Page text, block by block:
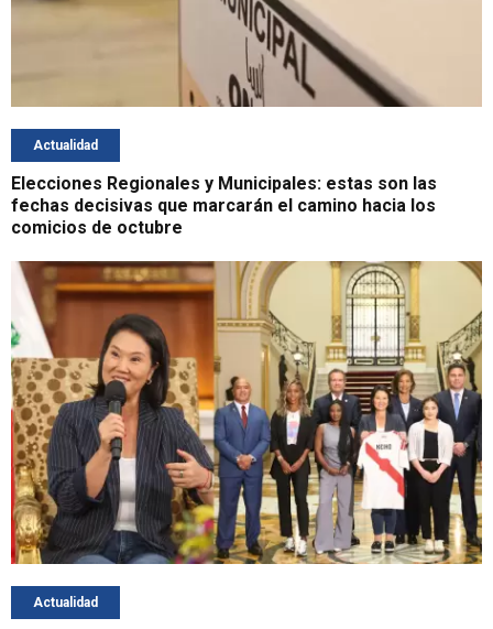
Actualidad
Elecciones Regionales y Municipales: estas son las
fechas decisivas que marcarán el camino hacia los
comicios de octubre
Actualidad